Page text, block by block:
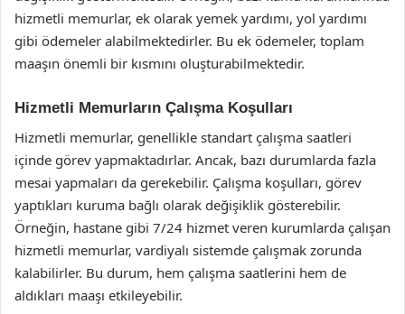
hizmetli memurlar, ek olarak yemek yardımı, yol yardımı
gibi ödemeler alabilmektedirler. Bu ek ödemeler, toplam
maaşın önemli bir kısmını oluşturabilmektedir.
Hizmetli Memurların Çalışma Koşulları
Hizmetli memurlar, genellikle standart çalışma saatleri
içinde görev yapmaktadırlar. Ancak, bazı durumlarda fazla
mesai yapmaları da gerekebilir. Çalışma koşulları, görev
yaptıkları kuruma bağlı olarak değişiklik gösterebilir.
Örneğin, hastane gibi 7/24 hizmet veren kurumlarda çalışan
hizmetli memurlar, vardiyalı sistemde çalışmak zorunda
kalabilirler. Bu durum, hem çalışma saatlerini hem de
aldıkları maaşı etkileyebilir.